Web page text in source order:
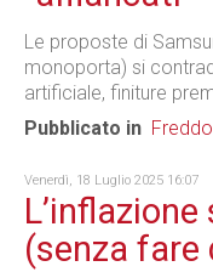
Le proposte di
monoporta) si
artificiale, finiture
Pubblicato in Freddo
Venerdì, 18 Luglio 2025 16:07
(senza fare